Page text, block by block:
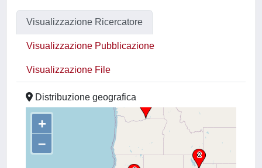
Visualizzazione Ricercatore
Visualizzazione Pubblicazione
Visualizzazione File
Distribuzione geografica
+
–